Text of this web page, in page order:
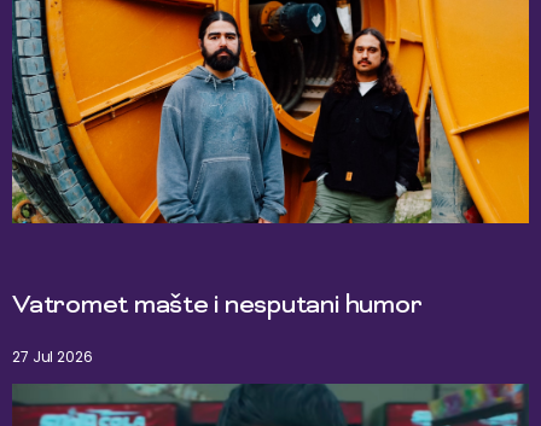
Vatromet mašte i nesputani humor
27 Jul 2026